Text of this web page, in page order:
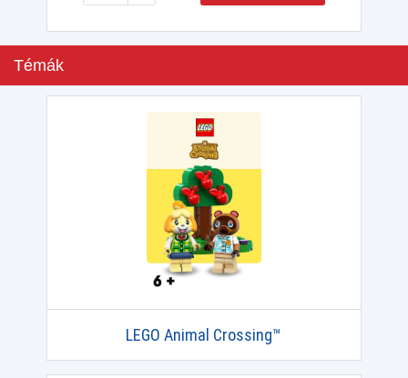
Témák
LEGO Animal Crossing™